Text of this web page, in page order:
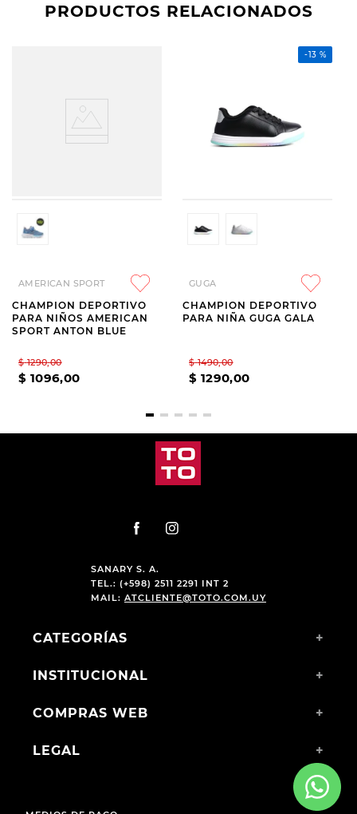
PRODUCTOS RELACIONADOS
AMERICAN SPORT
CHAMPION DEPORTIVO
PARA NIÑOS AMERICAN
SPORT ANTON BLUE
$ 1290,00
$ 1096,00
-13 %
GUGA
CHAMPION DEPORTIVO
PARA NIÑA GUGA GALA
$ 1490,00
$ 1290,00
SANARY S. A.
TEL.: (+598) 2511 2291 INT 2
MAIL: ATCLIENTE@TOTO.COM.UY
CATEGORÍAS +
INSTITUCIONAL +
COMPRAS WEB +
LEGAL +